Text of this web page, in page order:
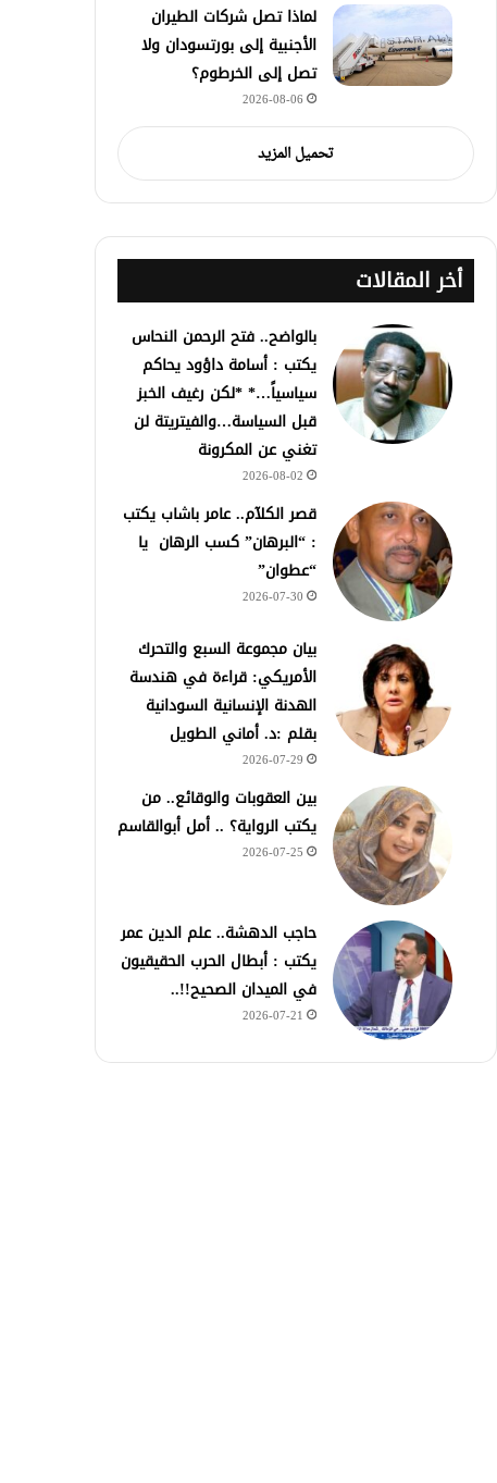
لماذا تصل شركات الطيران
الأجنبية إلى بورتسودان ولا
تصل إلى الخرطوم؟
2026-08-06
تحميل المزيد
أخر المقالات
بالواضح.. فتح الرحمن النحاس
يكتب : أسامة داؤود يحاكم
سياسياً…* *لكن رغيف الخبز
قبل السياسة…والفيتريتة لن
تغني عن المكرونة
2026-08-02
قصر الكلآم.. عامر باشاب يكتب
: “البرهان” كسب الرهان يا
“عطوان”
2026-07-30
بيان مجموعة السبع والتحرك
الأمريكي: قراءة في هندسة
الهدنة الإنسانية السودانية
بقلم :د. أماني الطويل
2026-07-29
بين العقوبات والوقائع.. من
يكتب الرواية؟ .. أمل أبوالقاسم
2026-07-25
حاجب الدهشة.. علم الدين عمر
يكتب : أبطال الحرب الحقيقيون
في الميدان الصحيح!!..
2026-07-21